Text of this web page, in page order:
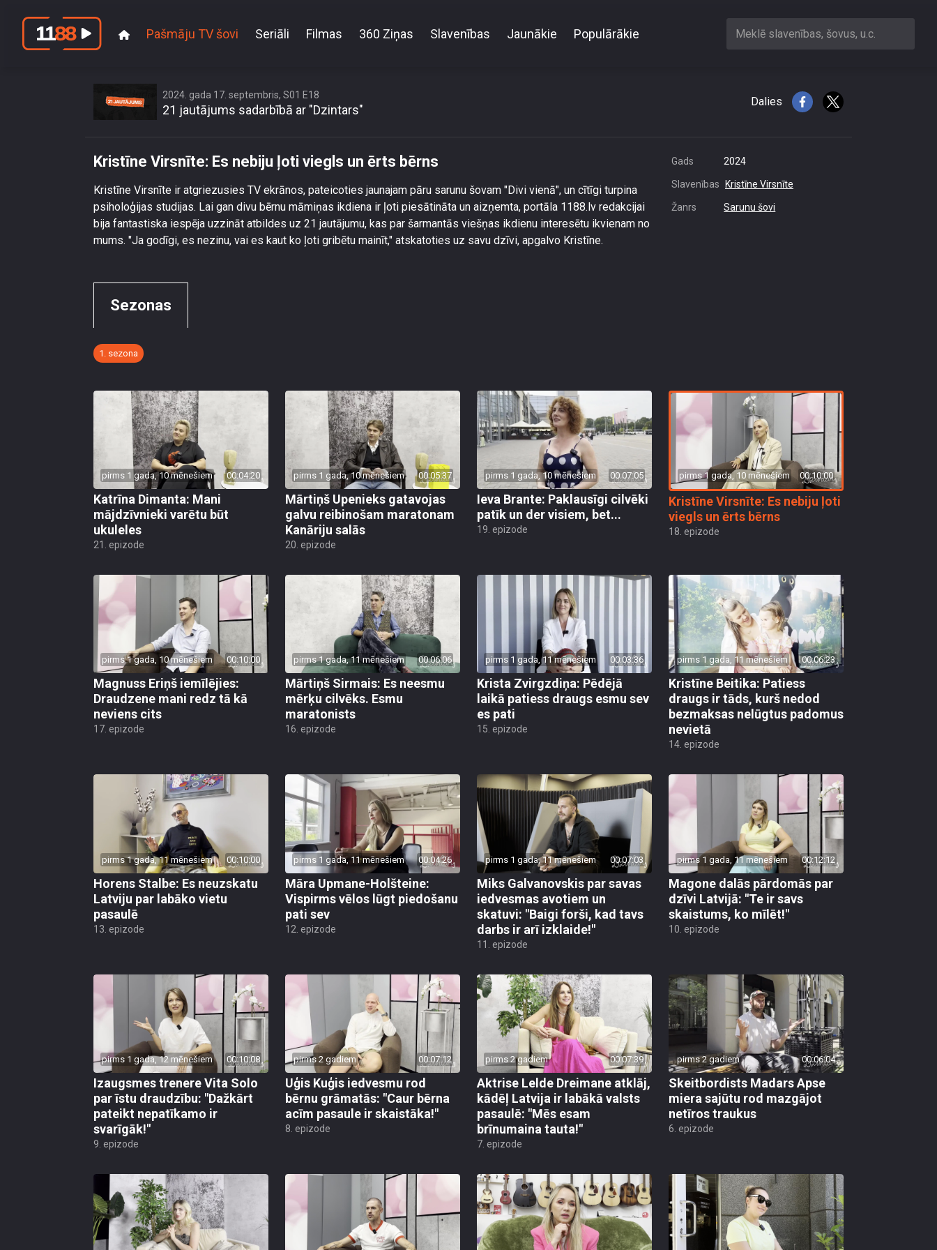
Pašmāju TV šovi Seriāli Filmas 360 Ziņas Slavenības Jaunākie Populārākie Meklē slavenības, šovus, u.c.
2024. gada 17. septembris, S01 E18
21 jautājums sadarbībā ar "Dzintars"
Dalies
Kristīne Virsnīte: Es nebiju ļoti viegls un ērts bērns
Kristīne Virsnīte ir atgriezusies TV ekrānos, pateicoties jaunajam pāru sarunu šovam "Divi vienā", un cītīgi turpina
psiholoģijas studijas. Lai gan divu bērnu māmiņas ikdiena ir ļoti piesātināta un aizņemta, portāla 1188.lv redakcijai
bija fantastiska iespēja uzzināt atbildes uz 21 jautājumu, kas par šarmantās viešņas ikdienu interesētu ikvienam no
mums. "Ja godīgi, es nezinu, vai es kaut ko ļoti gribētu mainīt," atskatoties uz savu dzīvi, apgalvo Kristīne.
Gads 2024
Slavenības Kristīne Virsnīte
Žanrs Sarunu šovi
Sezonas
1. sezona
pirms 1 gada, 10 mēnešiem 00:04:20
Katrīna Dimanta: Mani
mājdzīvnieki varētu būt
ukuleles
21. epizode
pirms 1 gada, 10 mēnešiem 00:05:37
Mārtiņš Upenieks gatavojas
galvu reibinošam maratonam
Kanāriju salās
20. epizode
pirms 1 gada, 10 mēnešiem 00:07:05
Ieva Brante: Paklausīgi cilvēki
patīk un der visiem, bet...
19. epizode
pirms 1 gada, 10 mēnešiem 00:10:00
Kristīne Virsnīte: Es nebiju ļoti
viegls un ērts bērns
18. epizode
pirms 1 gada, 10 mēnešiem 00:10:00
Magnuss Eriņš iemīlējies:
Draudzene mani redz tā kā
neviens cits
17. epizode
pirms 1 gada, 11 mēnešiem 00:06:06
Mārtiņš Sirmais: Es neesmu
mērķu cilvēks. Esmu
maratonists
16. epizode
pirms 1 gada, 11 mēnešiem 00:03:36
Krista Zvirgzdiņa: Pēdējā
laikā patiess draugs esmu sev
es pati
15. epizode
pirms 1 gada, 11 mēnešiem 00:06:23
Kristīne Beitika: Patiess
draugs ir tāds, kurš nedod
bezmaksas nelūgtus padomus
nevietā
14. epizode
pirms 1 gada, 11 mēnešiem 00:10:00
Horens Stalbe: Es neuzskatu
Latviju par labāko vietu
pasaulē
13. epizode
pirms 1 gada, 11 mēnešiem 00:04:26
Māra Upmane-Holšteine:
Vispirms vēlos lūgt piedošanu
pati sev
12. epizode
pirms 1 gada, 11 mēnešiem 00:07:03
Miks Galvanovskis par savas
iedvesmas avotiem un
skatuvi: "Baigi forši, kad tavs
darbs ir arī izklaide!"
11. epizode
pirms 1 gada, 11 mēnešiem 00:12:12
Magone dalās pārdomās par
dzīvi Latvijā: "Te ir savs
skaistums, ko mīlēt!"
10. epizode
pirms 1 gada, 12 mēnešiem 00:10:08
Izaugsmes trenere Vita Solo
par īstu draudzību: "Dažkārt
pateikt nepatīkamo ir
svarīgāk!"
9. epizode
pirms 2 gadiem 00:07:12
Uģis Kuģis iedvesmu rod
bērnu grāmatās: "Caur bērna
acīm pasaule ir skaistāka!"
8. epizode
pirms 2 gadiem 00:07:39
Aktrise Lelde Dreimane atklāj,
kādēļ Latvija ir labākā valsts
pasaulē: "Mēs esam
brīnumaina tauta!"
7. epizode
pirms 2 gadiem 00:06:04
Skeitbordists Madars Apse
miera sajūtu rod mazgājot
netīros traukus
6. epizode